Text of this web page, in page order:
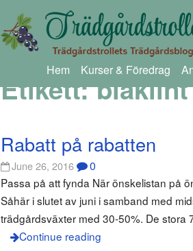
Hem Kurser & Föredrag
Etikett:blåklint
Rabatt på rabatten
June 26, 2016 0
Passa på att fynda När önskelistan på
Såhär i slutet av juni i samband med
trädgårdsväxter med 30-50%. De stora
Continue reading